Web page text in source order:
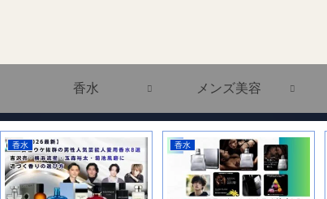
香水 メンズ美容
メンズ美容 アーティスト